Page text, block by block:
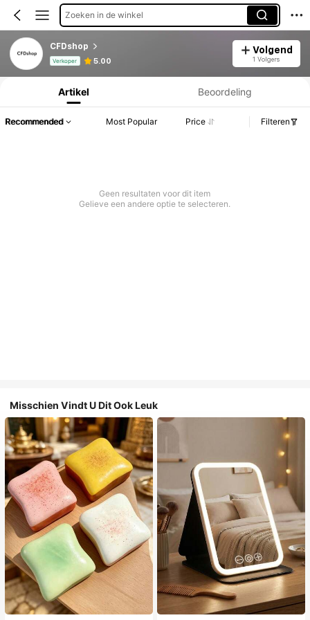
Zoeken in de winkel
CFDshop
Verkoper 5.00
Volgend
1 Volgers
Productinformatie: Prijsopenbaring, Verkoop- en Voorraadgegevens.
Artikel Beoordeling
Recommended Most Popular Price Filteren
Geen resultaten voor dit item
Gelieve een andere optie te selecteren.
Misschien Vindt U Dit Ook Leuk